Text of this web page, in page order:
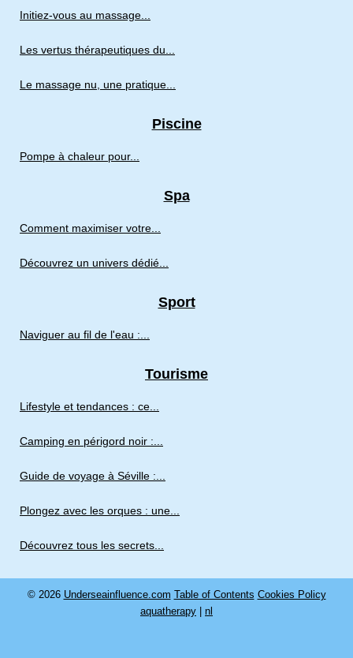
Initiez-vous au massage...
Les vertus thérapeutiques du...
Le massage nu, une pratique...
Piscine
Pompe à chaleur pour...
Spa
Comment maximiser votre...
Découvrez un univers dédié...
Sport
Naviguer au fil de l'eau :...
Tourisme
Lifestyle et tendances : ce...
Camping en périgord noir :...
Guide de voyage à Séville :...
Plongez avec les orques : une...
Découvrez tous les secrets...
© 2026 Underseainfluence.com Table of Contents Cookies Policy
aquatherapy
nl